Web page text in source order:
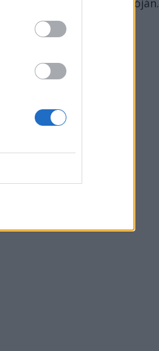
Könyvhét megnyitóján.